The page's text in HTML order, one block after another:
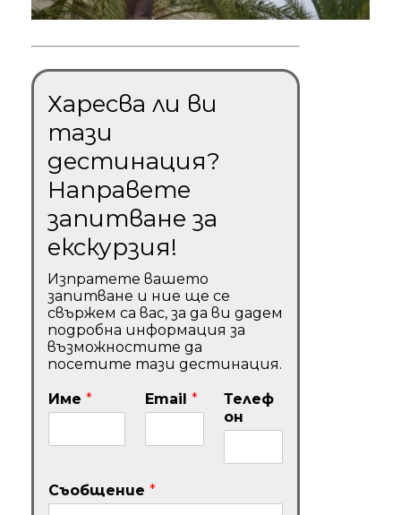
Харесва ли ви
тази
дестинация?
Направете
запитване за
екскурзия!
Изпратете вашето
запитване и ние ще се
свържем са вас, за да ви дадем
подробна информация за
възможностите да
посетите тази дестинация.
Име * Email *
Телеф
он
Съобщение *